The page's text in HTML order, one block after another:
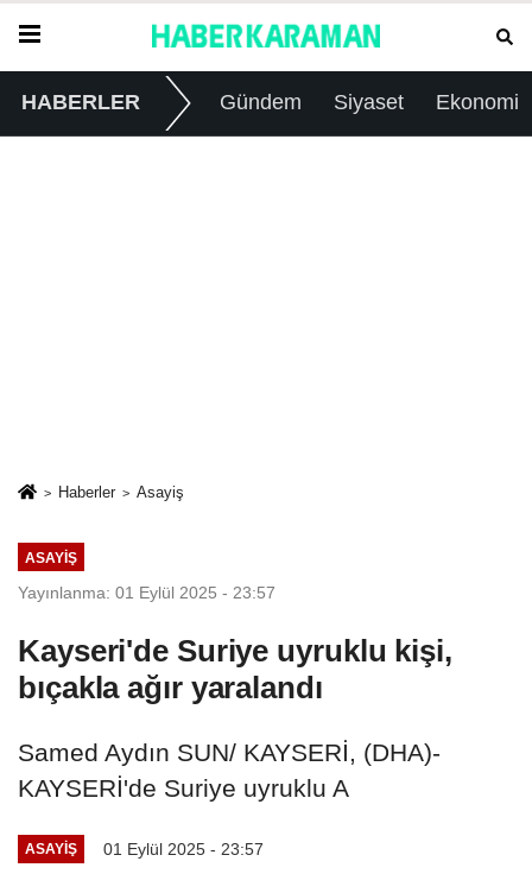
HABERLER Gündem Siyaset Ekonomi
Haberler Asayiş
ASAYIŞ
Yayınlanma: 01 Eylül 2025 - 23:57
Kayseri'de Suriye uyruklu kişi,
bıçakla ağır yaralandı
Samed Aydın SUN/ KAYSERİ, (DHA)-
KAYSERİ'de Suriye uyruklu A
ASAYIŞ 01 Eylül 2025 - 23:57